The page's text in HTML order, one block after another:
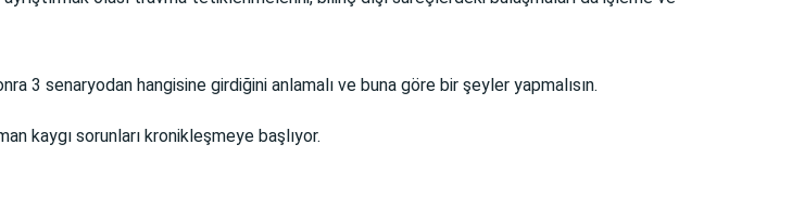
senaryodan hangisine girdiğini anlamalı ve buna göre bir şeyler yapmalısın.
kaygı sorunları kronikleşmeye başlıyor.